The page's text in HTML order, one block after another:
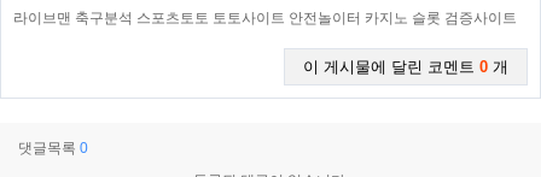
라이브맨 축구분석 스포츠토토 토토사이트 안전놀이터 카지노 슬롯 검증사이트
이 게시물에 달린 코멘트 0 개
댓글목록 0